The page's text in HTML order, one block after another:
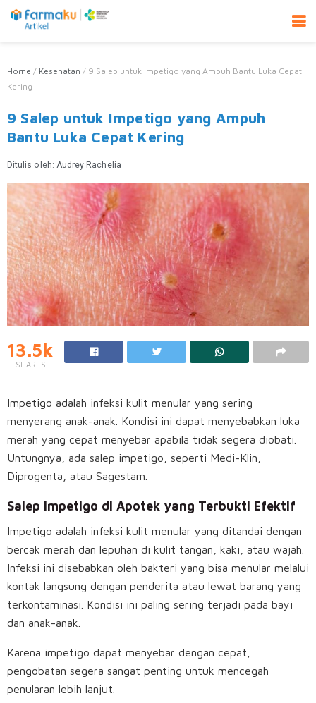
Home / Kesehatan / 9 Salep untuk Impetigo yang Ampuh Bantu Luka Cepat
Kering
9 Salep untuk Impetigo yang Ampuh
Bantu Luka Cepat Kering
Ditulis oleh: Audrey Rachelia
13.5k
SHARES
Impetigo adalah infeksi kulit menular yang sering
menyerang anak-anak. Kondisi ini dapat menyebabkan luka
merah yang cepat menyebar apabila tidak segera diobati.
Untungnya, ada salep impetigo, seperti Medi-Klin,
Diprogenta, atau Sagestam.
Salep Impetigo di Apotek yang Terbukti Efektif
Impetigo adalah infeksi kulit menular yang ditandai dengan
bercak merah dan lepuhan di kulit tangan, kaki, atau wajah.
Infeksi ini disebabkan oleh bakteri yang bisa menular melalui
kontak langsung dengan penderita atau lewat barang yang
terkontaminasi. Kondisi ini paling sering terjadi pada bayi
dan anak-anak.
Karena impetigo dapat menyebar dengan cepat,
pengobatan segera sangat penting untuk mencegah
penularan lebih lanjut.